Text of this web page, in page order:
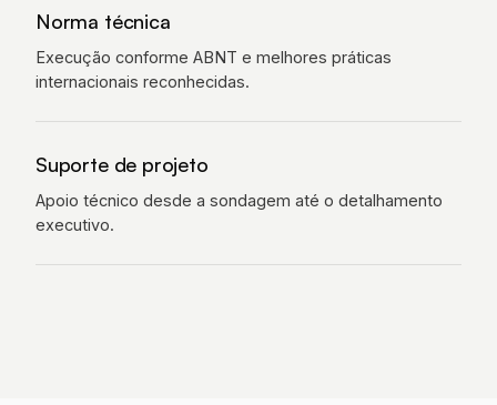
Norma técnica
Execução conforme ABNT e melhores práticas
internacionais reconhecidas.
Suporte de projeto
Apoio técnico desde a sondagem até o detalhamento
executivo.